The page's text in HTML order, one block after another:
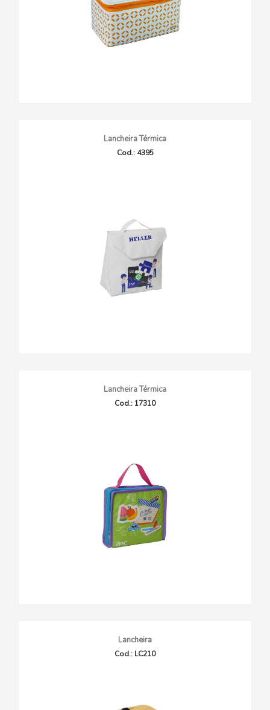
Lancheira Térmica
Cod.: 4395
Lancheira Térmica
Cod.: 17310
Lancheira
Cod.: LC210